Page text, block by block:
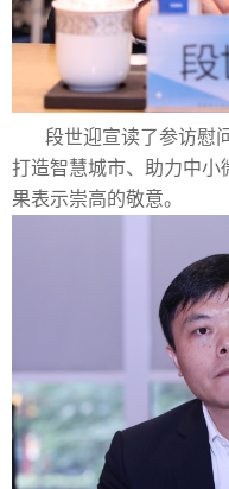
段世迎宣读了参访慰
打造智慧城市、助力中小
果表示崇高的敬意。